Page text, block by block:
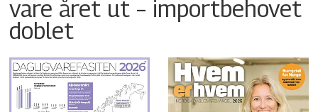
vare året ut – importbehovet
doblet